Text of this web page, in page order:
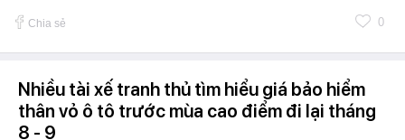
Chia sẻ 0
Nhiều tài xế tranh thủ tìm hiểu giá bảo hiểm
thân vỏ ô tô trước mùa cao điểm đi lại tháng
8 - 9